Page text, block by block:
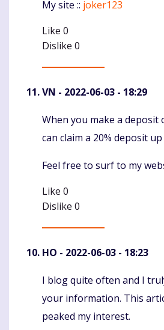
My site :: joker123
Like 0
Dislike 0
VN - 2022-06-03 - 18:29
Komentaras
When you make a deposit
can claim a 20% deposit
Feel free to surf to my
Like 0
Dislike 0
HO - 2022-06-03 - 18:23
Komentaras
I blog quite often and I
your information. This
peaked my interest.